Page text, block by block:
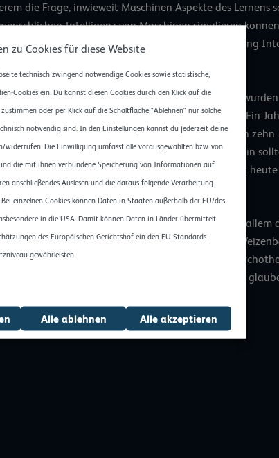
die Frage, inwieweit Maschinen Aspekte des Lernens
Intelligenz von Maschinen simulieren
sein, die Aufgaben bearbeiten, zu deren Lösung
waren schon in der Frühzeit hoch und
gar nicht oder erst später bewahrheiten sollten: Ein
die Behauptung auf, innerhalb der nächsten zehn
der Schachweltmeister werden würde. Bis dahin
noch ganze vierzig Jahre vergehen. Und selbst
gänzlich unschlagbar bzw. perfekt.
Jahre waren von Fortschritten geprägt,
vor allem
vom deutsch-amerikanischen Informatiker Joseph
simulierte Gespräche mit einem
für die 60er Jahre bahnbrechend und ließ Patienten
zu Cookies für diese Website
technisch zwingend notwendige Cookies sowie statistische,
Cookies ein. Du kannst diesen Cookies durch den Klick auf die
oder per Klick auf die Schaltfläche "Ablehnen" nur solche
notwendig sind. In den Einstellungen kannst du jederzeit deine
widerrufen. Die Einwilligung umfasst alle vorausgewählten bzw. von
die mit ihnen verbundene Speicherung von Informationen auf
anschließendes Auslesen und die daraus folgende Verarbeitung
einzelnen Cookies können Daten in Staaten außerhalb der EU/des
in die USA. Damit können Daten in Länder übermittelt
des Europäischen Gerichtshof ein den EU-Standards
gewährleisten.
Alle ablehnen Alle akzeptieren